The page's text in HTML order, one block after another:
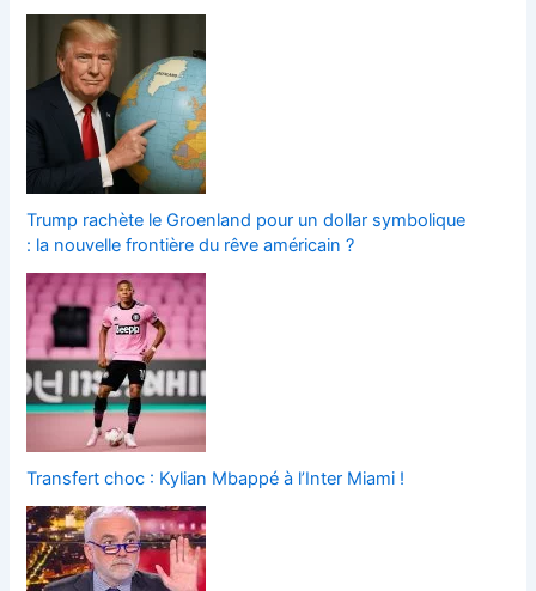
Trump rachète le Groenland pour un dollar symbolique
: la nouvelle frontière du rêve américain ?
Transfert choc : Kylian Mbappé à l’Inter Miami !